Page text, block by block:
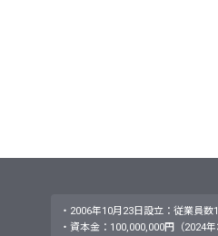
・2006年10月23日設立：従業員数
・資本金：100,000,000円（2024年